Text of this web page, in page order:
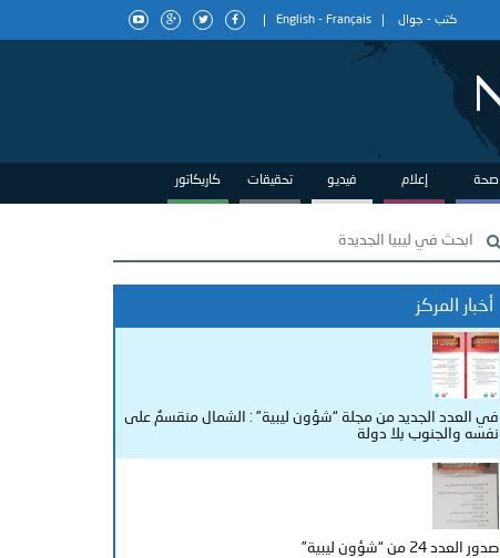
كتب - جوال English - Français
صحة إعلام فيديو تحقيقات كاريكاتور
أخبار المركز
في العدد الجديد من مجلة “شؤون ليبية” : الشمال منقسمٌ على
نفسه والجنوب بلا دولة
صدور العدد 24 من “شؤون ليبية”